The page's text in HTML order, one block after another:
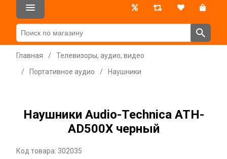
Главная /
Телевизоры, аудио, видео
/
Портативное аудио / Наушники
Наушники Audio-Technica ATH-
AD500X черный
Код товара: 302035